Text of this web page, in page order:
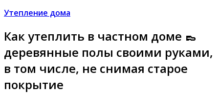
Утепление дома
Как утеплить в частном доме 👞
деревянные полы своими руками,
в том числе, не снимая старое
покрытие